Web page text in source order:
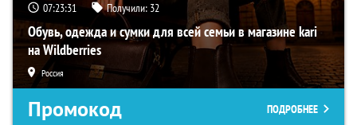
07:23:31 Получили: 32
Обувь, одежда и сумки для всей семьи в магазине kari
на Wildberries
Россия
Промокод ПОДРОБНЕЕ